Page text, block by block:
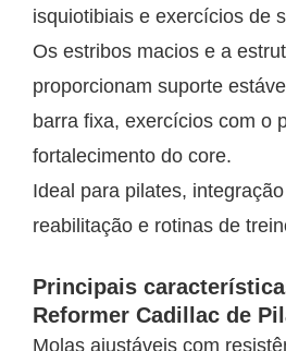
isquiotibiais e exercícios de
Os estribos macios e a
proporcionam suporte
barra fixa, exercícios com o
fortalecimento do core.
Ideal para pilates,
reabilitação e rotinas de
Principais
Reformer Cadillac de
Molas ajustáveis com